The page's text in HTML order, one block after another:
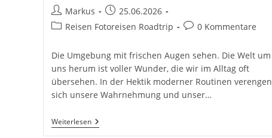
Beitrags-
Autor:
Markus
Beitrag
veröffentlicht:
25.06.2026
Beitrags-
Reisen Fotoreisen Roadtrip
Beitrags-
0 Kommentare
Die Umgebung mit frischen Augen sehen. Die Welt um
uns herum ist voller Wunder, die wir im Alltag oft
übersehen. In der Hektik moderner Routinen verengen
sich unsere Wahrnehmung und unser…
WeiterlesenWie
Man